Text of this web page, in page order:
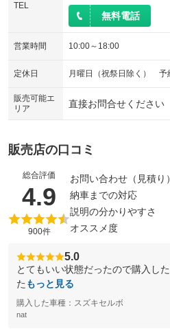
サイドカメラ
エアサスペンション
：装備なし
TEL
無料電話
営業時間 10:00～18:00
定休日 月曜日（祝祭日除く） 予
販売可能エ
リア
直接お問合せください
販売店の口コミ
総合評価
4.9 （5点満点
900件
お問い合わせ（見積り）
納車までの対応
説明の分かりやすさ
オススメ度
5.0
とてもいい状態だったので購入し
た もっと見る
購入した車種：スズキセルボ
nat